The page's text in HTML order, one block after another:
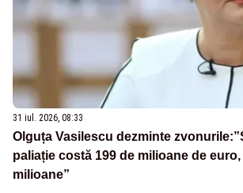
31 iul. 2026, 08:33
Olguța Vasilescu dezminte
paliație costă 199 de milioane de
milioane”